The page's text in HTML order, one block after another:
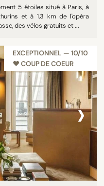
5 étoiles situé à Paris, à
et à 1,3 km de l'opéra
des vélos gratuits et ...
EXCEPTIONNEL — 10/10
♥︎ COUP DE COEUR
›